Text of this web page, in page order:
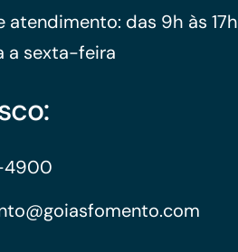
atendimento: das 9h às 17h
a sexta-feira
4900